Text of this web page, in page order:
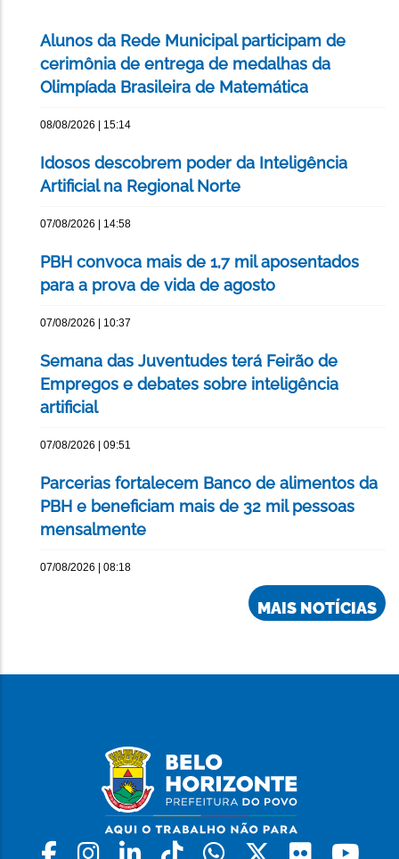
Alunos da Rede Municipal participam de
cerimônia de entrega de medalhas da
Olimpíada Brasileira de Matemática
08/08/2026 | 15:14
Idosos descobrem poder da Inteligência
Artificial na Regional Norte
07/08/2026 | 14:58
PBH convoca mais de 1,7 mil aposentados
para a prova de vida de agosto
07/08/2026 | 10:37
Semana das Juventudes terá Feirão de
Empregos e debates sobre inteligência
artificial
07/08/2026 | 09:51
Parcerias fortalecem Banco de alimentos da
PBH e beneficiam mais de 32 mil pessoas
mensalmente
07/08/2026 | 08:18
MAIS NOTÍCIAS